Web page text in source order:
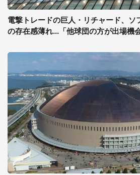
電撃トレードの巨人・リチャード、ソ
の存在感薄れ...「他球団の方が出場機